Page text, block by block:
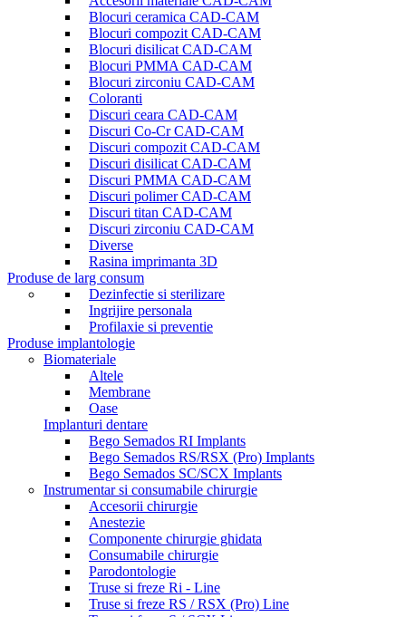
Blocuri ceramica CAD-CAM
Blocuri compozit CAD-CAM
Blocuri disilicat CAD-CAM
Blocuri PMMA CAD-CAM
Blocuri zirconiu CAD-CAM
Coloranti
Discuri ceara CAD-CAM
Discuri Co-Cr CAD-CAM
Discuri compozit CAD-CAM
Discuri disilicat CAD-CAM
Discuri PMMA CAD-CAM
Discuri polimer CAD-CAM
Discuri titan CAD-CAM
Discuri zirconiu CAD-CAM
Diverse
Rasina imprimanta 3D
Produse de larg consum
Dezinfectie si sterilizare
Ingrijire personala
Profilaxie si preventie
Produse implantologie
Biomateriale
Altele
Membrane
Oase
Implanturi dentare
Bego Semados RI Implants
Bego Semados RS/RSX (Pro) Implants
Bego Semados SC/SCX Implants
Instrumentar si consumabile chirurgie
Accesorii chirurgie
Anestezie
Componente chirurgie ghidata
Consumabile chirurgie
Parodontologie
Truse si freze Ri - Line
Truse si freze RS / RSX (Pro) Line